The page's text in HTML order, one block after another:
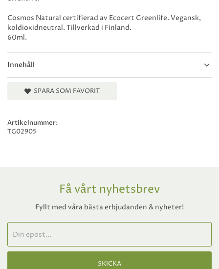
Innehåll
Cosmos Natural certifierad av Ecocert Greenlife. Vegansk,
koldioxidneutral. Tillverkad i Finland.
60ml.
SPARA SOM FAVORIT
Artikelnummer:
TG02905
Få vårt nyhetsbrev
Fyllt med våra bästa erbjudanden & nyheter!
SKICKA